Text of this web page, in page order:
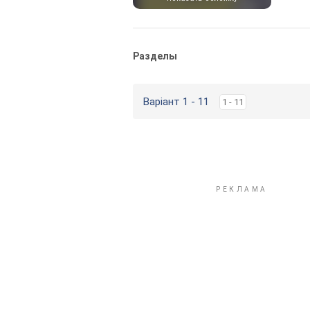
Разделы
Варіант 1 - 11 1 - 11